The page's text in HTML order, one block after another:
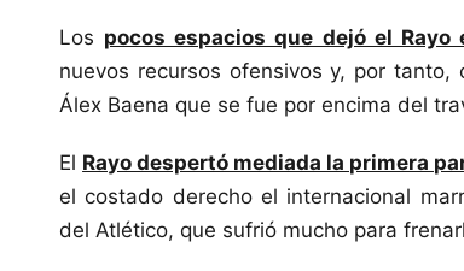
Los pocos espacios que dejó el
nuevos recursos ofensivos y, por
Álex Baena que se fue por encima del
El Rayo despertó mediada la primera
el costado derecho el internacional
del Atlético, que sufrió mucho para